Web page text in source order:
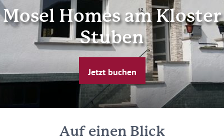
Mosel Homes am Kloster
Stuben
Jetzt buchen
Auf einen Blick